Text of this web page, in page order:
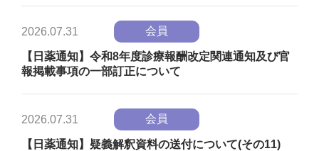
2026.07.31 会員
【日薬通知】令和8年度診療報酬改定関連通知及び官
報掲載事項の一部訂正について
2026.07.31 会員
【日薬通知】疑義解釈資料の送付について(その11)